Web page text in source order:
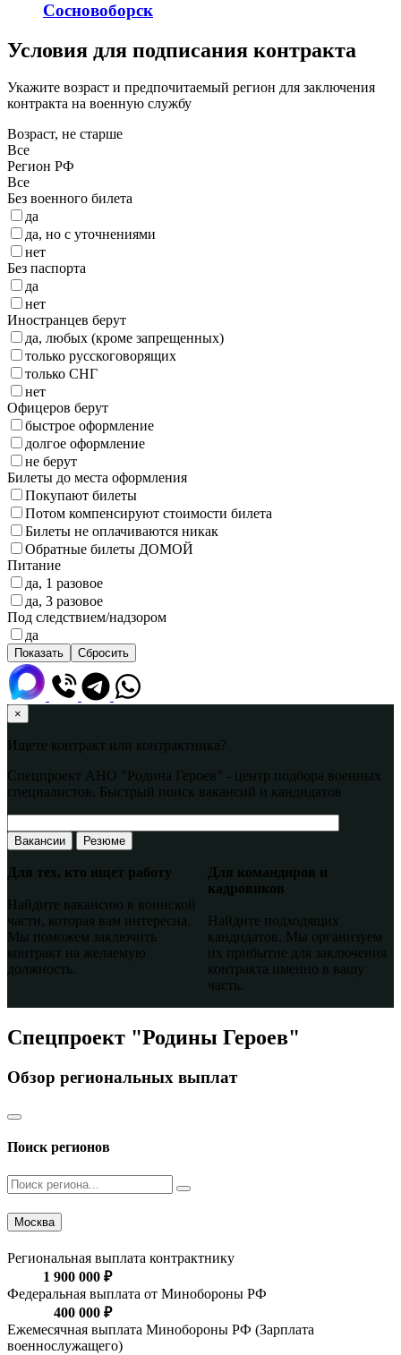
Сосновоборск
Условия для подписания контракта
Укажите возраст и предпочитаемый регион для заключения
контракта на военную службу
Возраст, не старше
Все
Регион РФ
Все
Без военного билета
да
да, но с уточнениями
нет
Без паспорта
да
нет
Иностранцев берут
да, любых (кроме запрещенных)
только русскоговорящих
только СНГ
нет
Офицеров берут
быстрое оформление
долгое оформление
не берут
Билеты до места оформления
Покупают билеты
Потом компенсируют стоимости билета
Билеты не оплачиваются никак
Обратные билеты ДОМОЙ
Питание
да, 1 разовое
да, 3 разовое
Под следствием/надзором
да
×
Ищете контракт или контрактника?
Спецпроект АНО "Родина Героев" - центр подбора военных
специалистов. Быстрый поиск вакансий и кандидатов
Вакансии Резюме
Для тех, кто ищет работу
Найдите вакансию в воинской
части, которая вам интересна.
Мы поможем заключить
контракт на желаемую
должность.
Для командиров и
кадровиков
Найдите подходящих
кандидатов. Мы организуем
их прибытие для заключения
контракта именно в вашу
часть.
Спецпроект "Родины Героев"
Обзор региональных выплат
Поиск регионов
Москва
Региональная выплата контрактнику
1 900 000 ₽
Федеральная выплата от Минобороны РФ
400 000 ₽
Ежемесячная выплата Минобороны РФ (Зарплата
военнослужащего)